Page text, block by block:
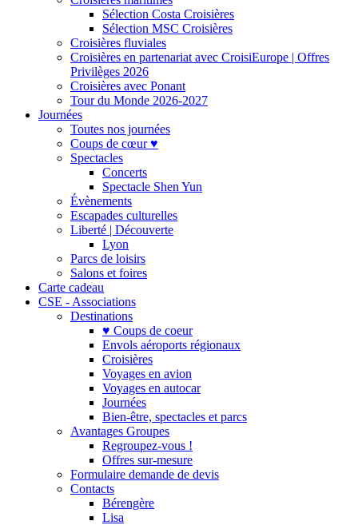
Sélection Costa Croisières
Sélection MSC Croisières
Croisières fluviales
Croisières en partenariat avec CroisiEurope | Offres
Privilèges 2026
Croisières avec Ponant
Tour du Monde 2026-2027
Journées
Toutes nos journées
Coups de cœur ♥
Spectacles
Concerts
Spectacle Shen Yun
Évènements
Escapades culturelles
Liberté | Découverte
Lyon
Parcs de loisirs
Salons et foires
Carte cadeau
CSE - Associations
Destinations
♥ Coups de coeur
Envols aéroports régionaux
Croisières
Voyages en avion
Voyages en autocar
Journées
Bien-être, spectacles et parcs
Avantages Groupes
Regroupez-vous !
Offres sur-mesure
Formulaire demande de devis
Contacts
Bérengère
Lisa